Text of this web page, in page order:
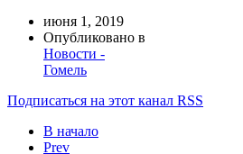
июня 1, 2019
Опубликовано в
Новости -
Гомель
Подписаться на этот канал RSS
В начало
Prev